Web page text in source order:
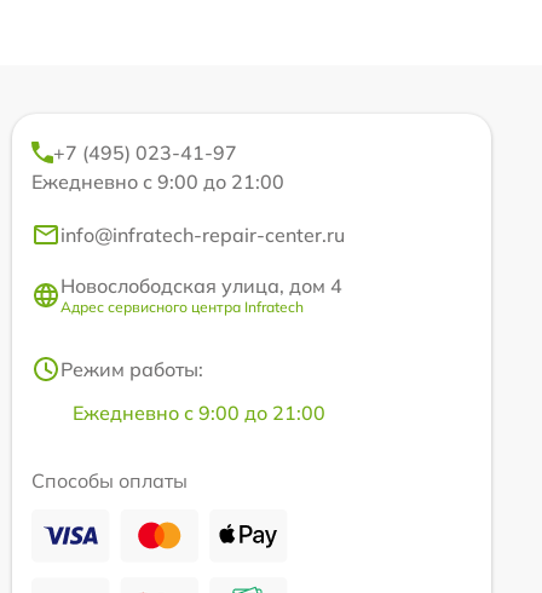
+7 (495) 023-41-97
Ежедневно с 9:00 до 21:00
info@infratech-repair-center.ru
Новослободская улица, дом 4
Адрес сервисного центра Infratech
Режим работы:
Ежедневно с 9:00 до 21:00
Способы оплаты